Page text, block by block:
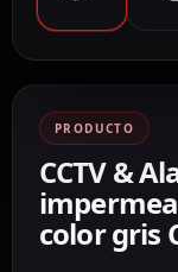
PRODUCTO
CCTV &
color gris